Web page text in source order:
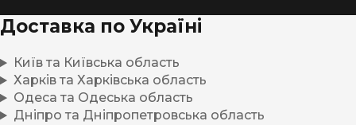
Доставка по Україні
Київ та Київська область
Харків та Харківська область
Одеса та Одеська область
Дніпро та Дніпропетровська область